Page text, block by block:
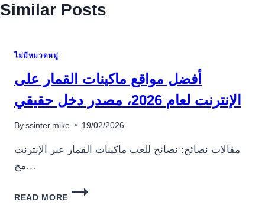
Similar Posts
ไม่มีหมวดหมู่
أفضل مواقع ماكينات القمار على
الإنترنت لعام 2026، مصدر دخل حقيقي
By ssinter.mike 19/02/2026
مقالات نصائح: نصائح للعب ماكينات القمار عبر الإنترنت
مج…
READ MORE
أفضل